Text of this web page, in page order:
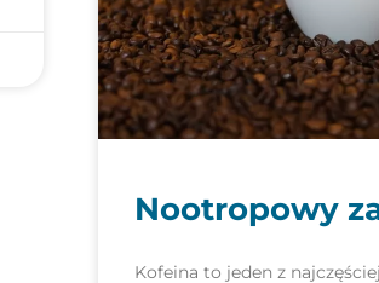
Nootropowy
Kofeina to jeden z